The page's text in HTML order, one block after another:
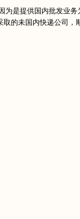
为是提供国内批发业
的未国内快递公司，